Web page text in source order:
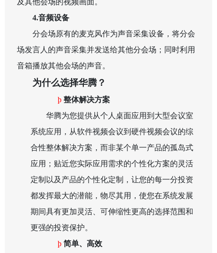
4.音频设备
分会场原有的麦克风作为声音采集设备，将分会
场发言人的声音采集并发送给其他分会场；同时利用
音箱播放其他会场的声音。
为什么选择华腾？
þ 整体解决方案
华腾为您提供从个人桌面应用到大型会议室
系统应用，从软件视频会议到硬件视频会议的综
合性整体解决方案，而非某个单一产品的孤岛式
应用；贴近您实际应用需求的个性化方案的灵活
定制以及产品的个性化定制，让您的每一分投资
都发挥最大的潜能，物尽其用，使您在系统发展
期间具有更加灵活、可伸缩性更高的选择范围和
更强的投资保护。
þ 简单、高效